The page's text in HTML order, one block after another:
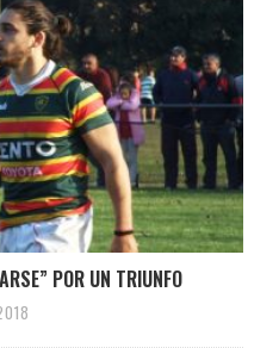
POR UN TRIUNFO